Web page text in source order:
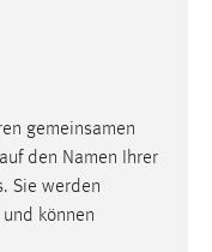
gemeinsamen
den Namen Ihrer
Sie werden
können